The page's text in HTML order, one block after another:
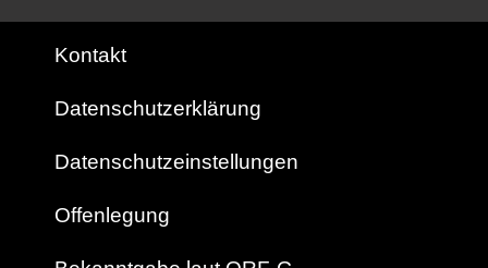
Kontakt
Datenschutzerklärung
Datenschutzeinstellungen
Offenlegung